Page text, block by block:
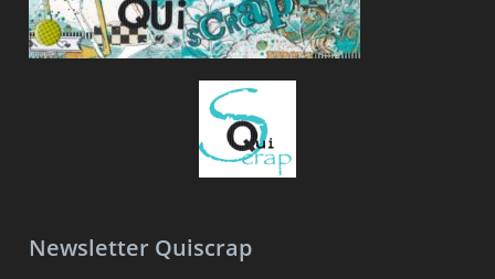
Newsletter Quiscrap